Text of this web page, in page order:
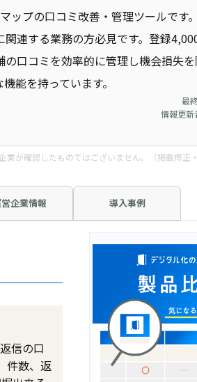
プの口コミ改善・管理ツールです。
連する業務の方必見です。登録
口コミを効率的に管理し機会損失を
能を持っています。
最
情報更新
が確認したものではございません。（掲載修正
企業情報 導入事例
信の口
件数、返